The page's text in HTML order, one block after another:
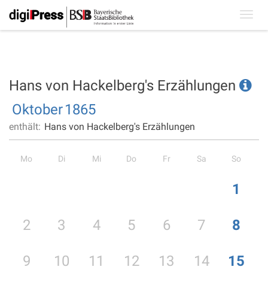
Hans von Hackelberg's Erzählungen
Oktober1865
enthält: Hans von Hackelberg's Erzählungen
Mo Di Mi Do Fr Sa So
1
2 3 4 5 6 7 8
9 10 11 12 13 14 15